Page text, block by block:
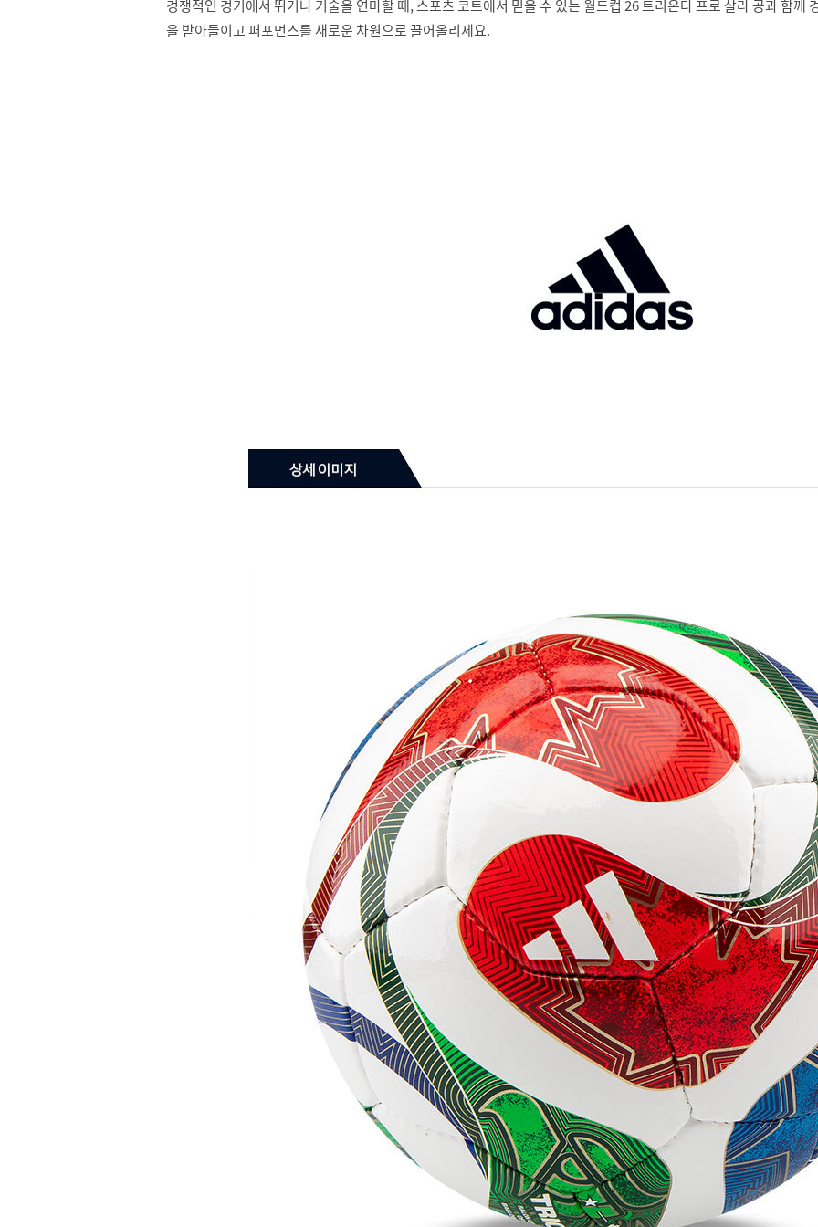
경쟁적인 경기에서 뛰거나 기술을 연마할 때, 스포츠 코트에서 믿을 수 있는 월드컵 26 트리온다 프로 살라 공과 함께
을 받아들이고 퍼포먼스를 새로운 차원으로 끌어올리세요.